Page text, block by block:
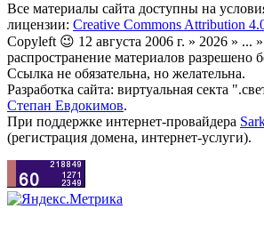
Все материалы сайта доступны на
лицензии: Creative Commons Attribution
Copyleft 😉 12 августа 2006 г. » 2026 » ...
распространение материалов разрешено
Ссылка не обязательна, но желательна.
Разработка сайта: виртуальная секта
Степан Евдокимов.
При поддержке интернет-провайдера
(регистрация домена, интернет-услуги).